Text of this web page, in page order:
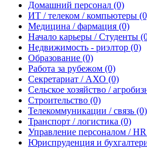
Домашний персонал (0)
ИТ / телеком / компьютеры
Медицина / фармация (0)
Начало карьеры / Студенты
Недвижимость - риэлтор (0)
Образование (0)
Работа за рубежом (0)
Секретариат / АХО (0)
Сельское хозяйство /
Строительство (0)
Телекоммуникации / связь (0)
Транспорт / логистика (0)
Управление персоналом / HR
Юриспруденция и